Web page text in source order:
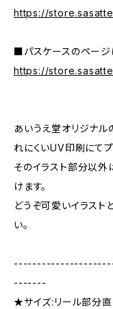
https://
■パスケースのページ
https://
あいうえ堂オリジナル
れにくいUV印刷にてプ
そのイラスト部分以
けます。
どうぞ可愛いイラス
い。
-------
★サイズ:リール部分